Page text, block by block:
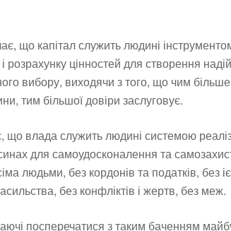
що капітал служить людині
розрахунку цінностей для створення
вибору, виходячи з того, що чим більше
тим більшої довіри заслуговує.
що влада служить людині системою
для самоудосконалення та
людьми, без кордонів та податків, без
без конфліктів і жертв, без меж.
посперечатися з таким баченням